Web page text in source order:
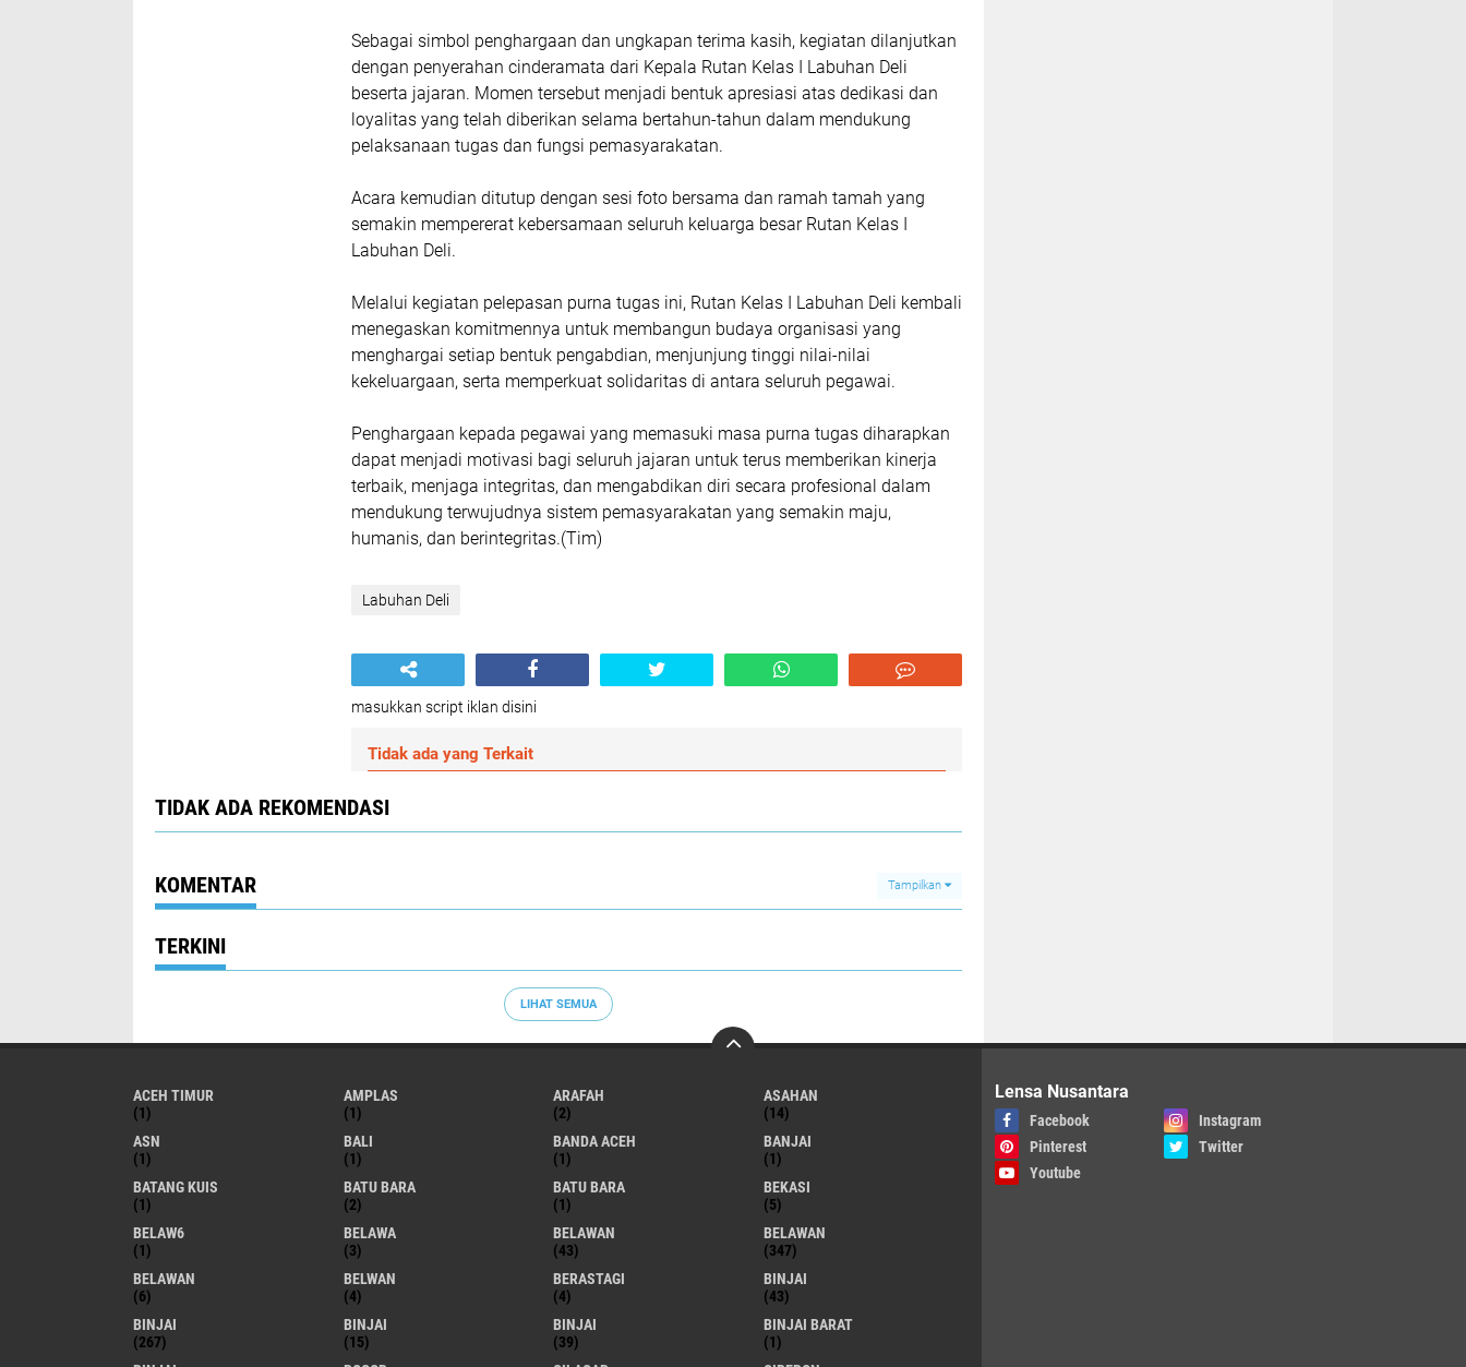
Sebagai simbol penghargaan dan ungkapan terima kasih, kegiatan dilanjutkan
dengan penyerahan cinderamata dari Kepala Rutan Kelas I Labuhan Deli
beserta jajaran. Momen tersebut menjadi bentuk apresiasi atas dedikasi dan
loyalitas yang telah diberikan selama bertahun-tahun dalam mendukung
pelaksanaan tugas dan fungsi pemasyarakatan.
Acara kemudian ditutup dengan sesi foto bersama dan ramah tamah yang
semakin mempererat kebersamaan seluruh keluarga besar Rutan Kelas I
Labuhan Deli.
Melalui kegiatan pelepasan purna tugas ini, Rutan Kelas I Labuhan Deli kembali
menegaskan komitmennya untuk membangun budaya organisasi yang
menghargai setiap bentuk pengabdian, menjunjung tinggi nilai-nilai
kekeluargaan, serta memperkuat solidaritas di antara seluruh pegawai.
Penghargaan kepada pegawai yang memasuki masa purna tugas diharapkan
dapat menjadi motivasi bagi seluruh jajaran untuk terus memberikan kinerja
terbaik, menjaga integritas, dan mengabdikan diri secara profesional dalam
mendukung terwujudnya sistem pemasyarakatan yang semakin maju,
humanis, dan berintegritas.(Tim)
Labuhan Deli
masukkan script iklan disini
Tidak ada yang Terkait
TIDAK ADA REKOMENDASI
KOMENTAR Tampilkan
TERKINI
LIHAT SEMUA
ACEH TIMUR
(1)
AMPLAS
(1)
ARAFAH
(2)
ASAHAN
(14)
ASN
(1)
BALI
(1)
BANDA ACEH
(1)
BANJAI
(1)
BATANG KUIS
(1)
BATU BARA
(2)
BATU BARA
(1)
BEKASI
(5)
BELAW6
(1)
BELAWA
(3)
BELAWAN
(43)
BELAWAN
(347)
BELAWAN
(6)
BELWAN
(4)
BERASTAGI
(4)
BINJAI
(43)
BINJAI
(267)
BINJAI
(15)
BINJAI
(39)
BINJAI BARAT
(1)
Lensa Nusantara
Facebook
Instagram
Pinterest
Twitter
Youtube